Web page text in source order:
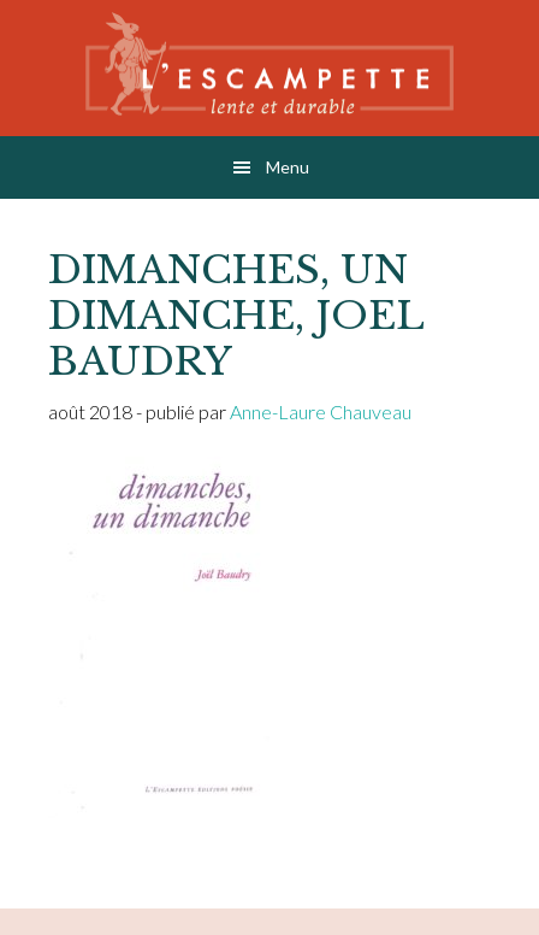
L'ESCAMPETTE
éditions lentes & durables
Menu
DIMANCHES, UN
DIMANCHE, JOEL
BAUDRY
août 2018- publié parAnne-Laure Chauveau